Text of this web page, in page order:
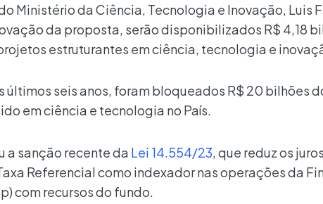
Ministério da Ciência, Tecnologia e Inovação, Luis
da proposta, serão disponibilizados R$ 4,18
estruturantes em ciência, tecnologia e
últimos seis anos, foram bloqueados R$ 20 bilhões
em ciência e tecnologia no País.
a sanção recente da Lei 14.554/23 , que reduz os
Referencialcomo indexador nas operações da
com recursos do fundo.